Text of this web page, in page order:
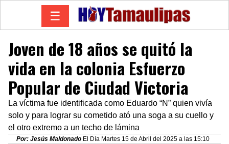
☰
Joven de 18 años se quitó la
vida en la colonia Esfuerzo
Popular de Ciudad Victoria
La víctima fue identificada como Eduardo “N” quien vivía
solo y para lograr su cometido ató una soga a su cuello y
el otro extremo a un techo de lámina
Por: Jesús Maldonado El Día Martes 15 de Abril del 2025 a las 15:10